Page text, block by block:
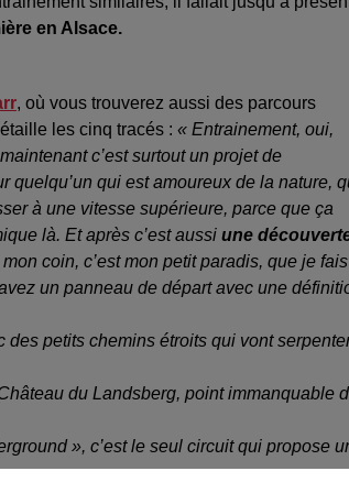
en Alsace.
, où vous trouverez aussi des parcours
les cinq tracés : « Entrainement, oui,
c’est surtout un projet de
quelqu’un qui est amoureux de la nature,
à une vitesse supérieure, parce que ça
là. Et après c’est aussi une
coin, c’est mon petit paradis, que je fais
un panneau de départ avec une
des petits chemins étroits qui vont
du Landsberg, point immanquable
», c’est le seul circuit qui propose